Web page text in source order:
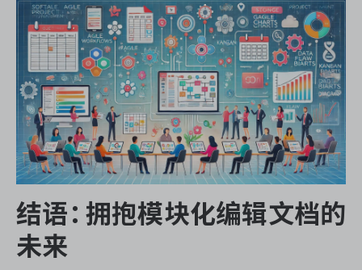
结语：拥抱模块化编辑文档的
未来